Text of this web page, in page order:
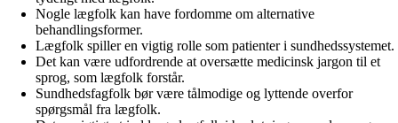
Nogle lægfolk kan have fordomme om alternative
behandlingsformer.
Lægfolk spiller en vigtig rolle som patienter i sundhedssystemet.
Det kan være udfordrende at oversætte medicinsk jargon til et
sprog, som lægfolk forstår.
Sundhedsfagfolk bør være tålmodige og lyttende overfor
spørgsmål fra lægfolk.